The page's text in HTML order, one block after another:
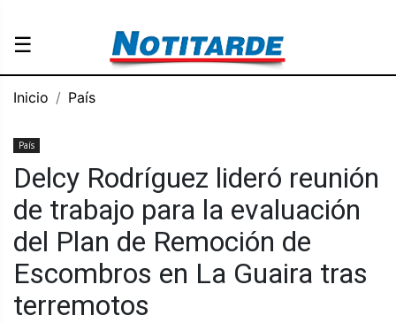
☰
Inicio País
País
Delcy Rodríguez lideró reunión
de trabajo para la evaluación
del Plan de Remoción de
Escombros en La Guaira tras
terremotos